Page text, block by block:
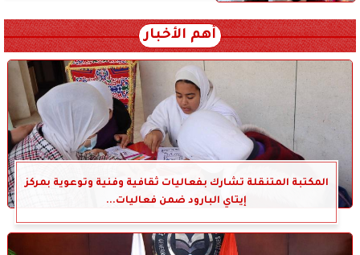
أهم الأخبار
المكتبة المتنقلة تشارك بفعاليات ثقافية وفنية وتوعوية بمركز
إيتاي البارود ضمن فعاليات...